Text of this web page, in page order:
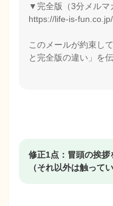
▼完全版（3分メルマ
https://life-is-
このメールが約束し
と完全版の違い」を
修正1点：冒頭の挨
（それ以外は触って